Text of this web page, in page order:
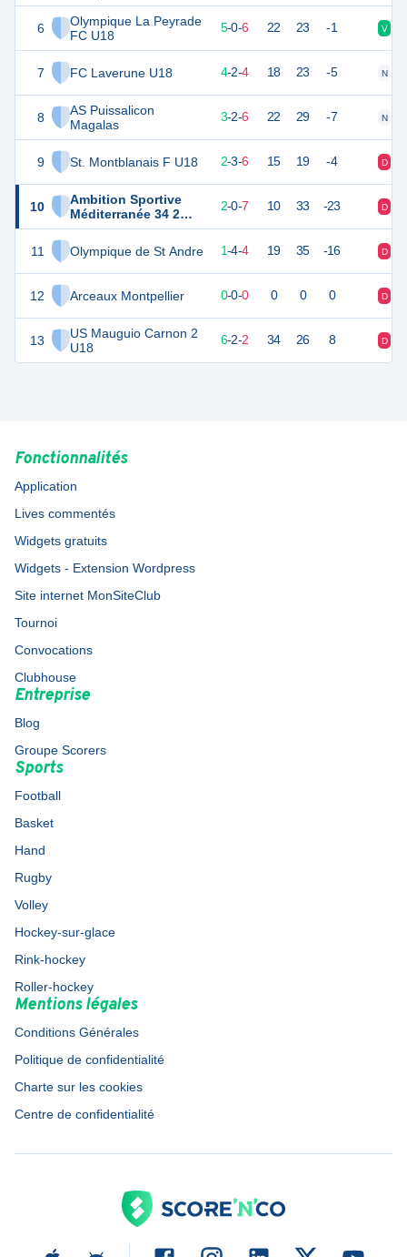
6
Olympique La Peyrade
FC U18
7 FC Laverune U18
8
AS Puissalicon
Magalas
9 St. Montblanais F U18
10
Ambition Sportive
Méditerranée 34 2
U18
11
Olympique de St Andre
12 Arceaux Montpellier
13
US Mauguio Carnon 2
U18
21 11 5-0-6 22 23 -1 V
18 4-2-4 18 23 -5 N
3-2-6 22 29 -7 N
14 11 2-3-6 15 19 -4 D
4 2-0-7 10 33 -23 D
5 11 1-4-4 19 35 -16 D
0 0-0-0 0 0 0 D
19 11 6-2-2 34 26 8 D
Fonctionnalités
Application
Lives commentés
Widgets gratuits
Widgets - Extension Wordpress
Site internet MonSiteClub
Tournoi
Convocations
Clubhouse
Entreprise
Blog
Groupe Scorers
Sports
Football
Basket
Hand
Rugby
Volley
Hockey-sur-glace
Rink-hockey
Roller-hockey
Mentions légales
Conditions Générales
Politique de confidentialité
Charte sur les cookies
Centre de confidentialité